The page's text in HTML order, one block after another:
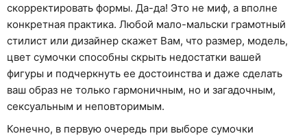
скорректировать формы. Да-да! Это не миф, а вполне
конкретная практика. Любой мало-мальски грамотный
стилист или дизайнер скажет Вам, что размер, модель,
цвет сумочки способны скрыть недостатки вашей
фигуры и подчеркнуть ее достоинства и даже сделать
ваш образ не только гармоничным, но и загадочным,
сексуальным и неповторимым.
Конечно, в первую очередь при выборе сумочки